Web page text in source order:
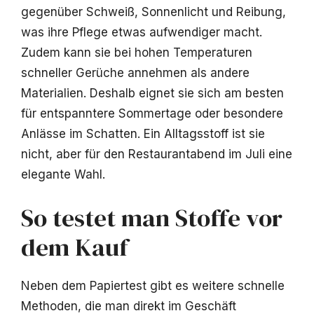
gegenüber Schweiß, Sonnenlicht und Reibung,
was ihre Pflege etwas aufwendiger macht.
Zudem kann sie bei hohen Temperaturen
schneller Gerüche annehmen als andere
Materialien. Deshalb eignet sie sich am besten
für entspanntere Sommertage oder besondere
Anlässe im Schatten. Ein Alltagsstoff ist sie
nicht, aber für den Restaurantabend im Juli eine
elegante Wahl.
So testet man Stoffe vor
dem Kauf
Neben dem Papiertest gibt es weitere schnelle
Methoden, die man direkt im Geschäft